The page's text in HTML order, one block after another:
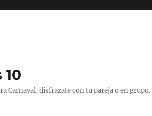
10
Carnaval, disfrazate con tu pareja o en